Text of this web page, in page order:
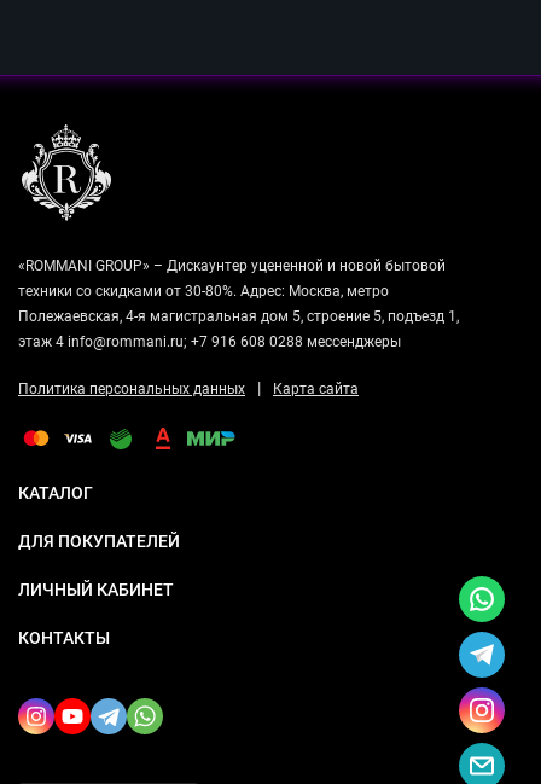
«ROMMANI GROUP» – Дискаунтер уцененной и новой бытовой
техники со скидками от 30-80%. Адрес: Москва, метро
Полежаевская, 4-я магистральная дом 5, строение 5, подъезд 1,
этаж 4 info@rommani.ru; +7 916 608 0288 мессенджеры
Политика персональных данных | Карта сайта
КАТАЛОГ
ДЛЯ ПОКУПАТЕЛЕЙ
ЛИЧНЫЙ КАБИНЕТ
КОНТАКТЫ